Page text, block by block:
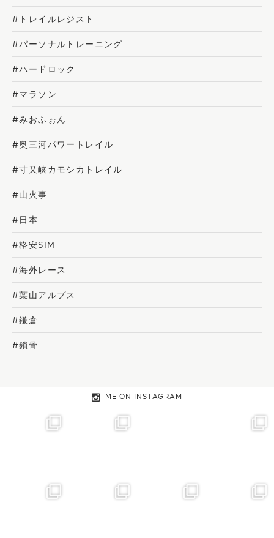
#トレイルレジスト
#パーソナルトレーニング
#ハードロック
#マラソン
#みおふぉん
#奥三河パワートレイル
#寸又峡カモシカトレイル
#山火事
#日本
#格安SIM
#海外レース
#葉山アルプス
#鎌倉
#鎖骨
ME ON INSTAGRAM